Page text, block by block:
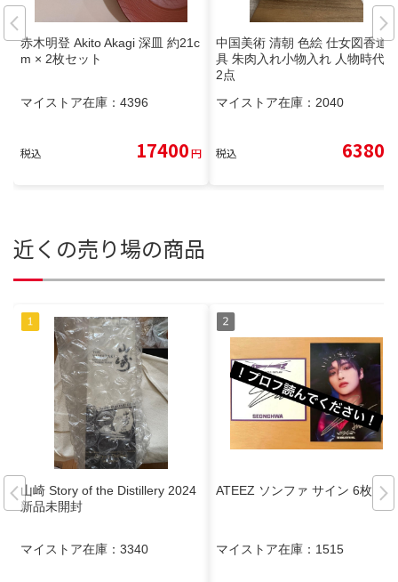
赤木明登 Akito Akagi 深皿 約21c
m × 2枚セット
マイストア在庫： 4396
税込 17400円
中国美術 清朝 色絵 仕女図香道
具 朱肉入れ小物入れ 人物時代物
2点
マイストア在庫： 2040
税込 6380
近くの売り場の商品
山崎 Story of the Distillery 2024
新品未開封
マイストア在庫： 3340
ATEEZ ソンファ サイン 6枚
マイストア在庫： 1515